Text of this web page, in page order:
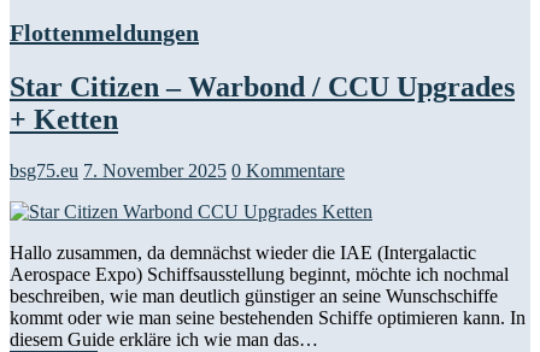
Flottenmeldungen
Star Citizen – Warbond / CCU Upgrades
+ Ketten
bsg75.eu 7. November 2025 0 Kommentare
Hallo zusammen, da demnächst wieder die IAE (Intergalactic
Aerospace Expo) Schiffsausstellung beginnt, möchte ich nochmal
beschreiben, wie man deutlich günstiger an seine Wunschschiffe
kommt oder wie man seine bestehenden Schiffe optimieren kann. In
diesem Guide erkläre ich wie man das…